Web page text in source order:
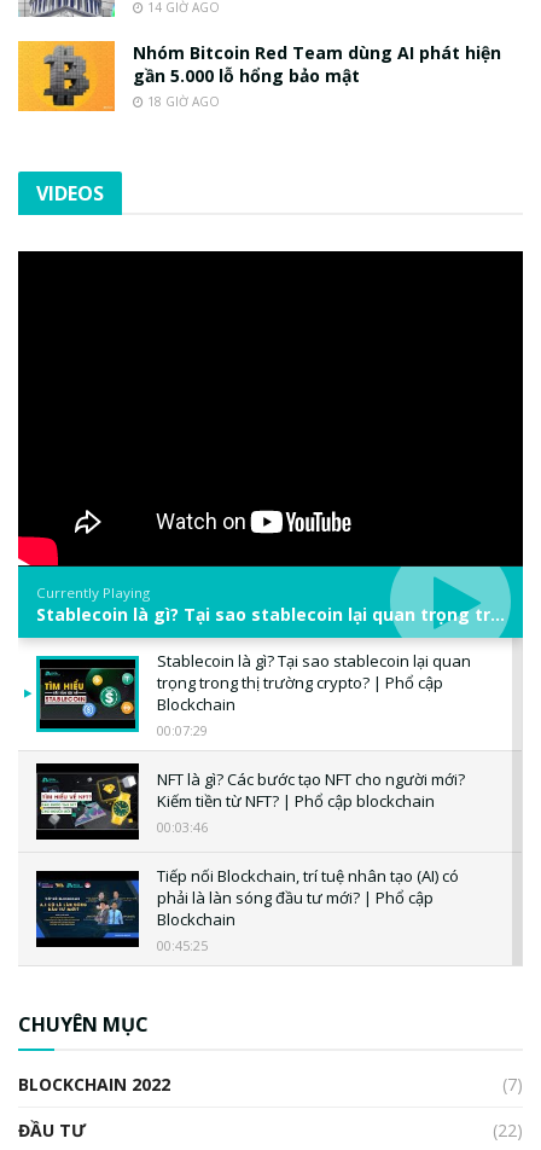
14 GIỜ AGO
Nhóm Bitcoin Red Team dùng AI phát hiện
gần 5.000 lỗ hổng bảo mật
18 GIỜ AGO
VIDEOS
Currently Playing
Stablecoin là gì? Tại sao stablecoin lại quan trọng trong thị trường crypto? | Phổ cập Blockchain
Stablecoin là gì? Tại sao stablecoin lại quan
trọng trong thị trường crypto? | Phổ cập
Blockchain
00:07:29
NFT là gì? Các bước tạo NFT cho người mới?
Kiếm tiền từ NFT? | Phổ cập blockchain
00:03:46
Tiếp nối Blockchain, trí tuệ nhân tạo (AI) có
phải là làn sóng đầu tư mới? | Phổ cập
Blockchain
00:45:25
CHUYÊN MỤC
BLOCKCHAIN 2022
(7)
ĐẦU TƯ
(22)